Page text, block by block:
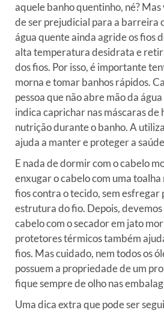
aquele banho quentinho, né?
de ser prejudicial para a barreira
água quente ainda agride os fios
alta temperatura desidrata e
dos fios. Por isso, é importante
morna e tomar banhos rápidos.
pessoa que não abre mão da
indica caprichar nas máscaras de
nutrição durante o banho. A
ajuda a manter e proteger a
E nada de dormir com o cabelo
enxugar o cabelo com uma
fios contra o tecido, sem esfregar
estrutura do fio. Depois,
cabelo com o secador em jato
protetores térmicos também
fios. Mas cuidado, nem todos os
possuem a propriedade de um
fique sempre de olho nas
Uma dica extra que pode ser